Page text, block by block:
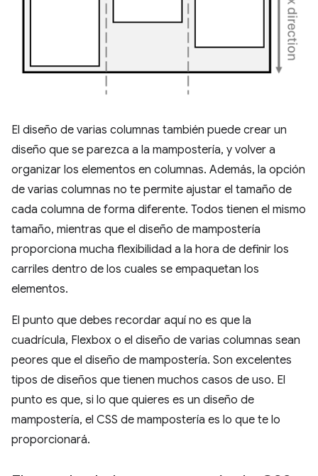
El diseño de varias columnas también puede crear un
diseño que se parezca a la mampostería, y volver a
organizar los elementos en columnas. Además, la opción
de varias columnas no te permite ajustar el tamaño de
cada columna de forma diferente. Todos tienen el mismo
tamaño, mientras que el diseño de mampostería
proporciona mucha flexibilidad a la hora de definir los
carriles dentro de los cuales se empaquetan los
elementos.
El punto que debes recordar aquí no es que la
cuadrícula, Flexbox o el diseño de varias columnas sean
peores que el diseño de mampostería. Son excelentes
tipos de diseños que tienen muchos casos de uso. El
punto es que, si lo que quieres es un diseño de
mampostería, el CSS de mampostería es lo que te lo
proporcionará.